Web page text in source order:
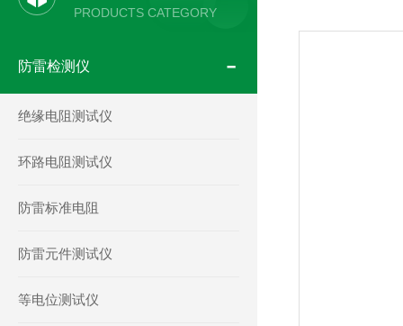
PRODUCTS CATEGORY
防雷检测仪
绝缘电阻测试仪
环路电阻测试仪
防雷标准电阻
防雷元件测试仪
等电位测试仪